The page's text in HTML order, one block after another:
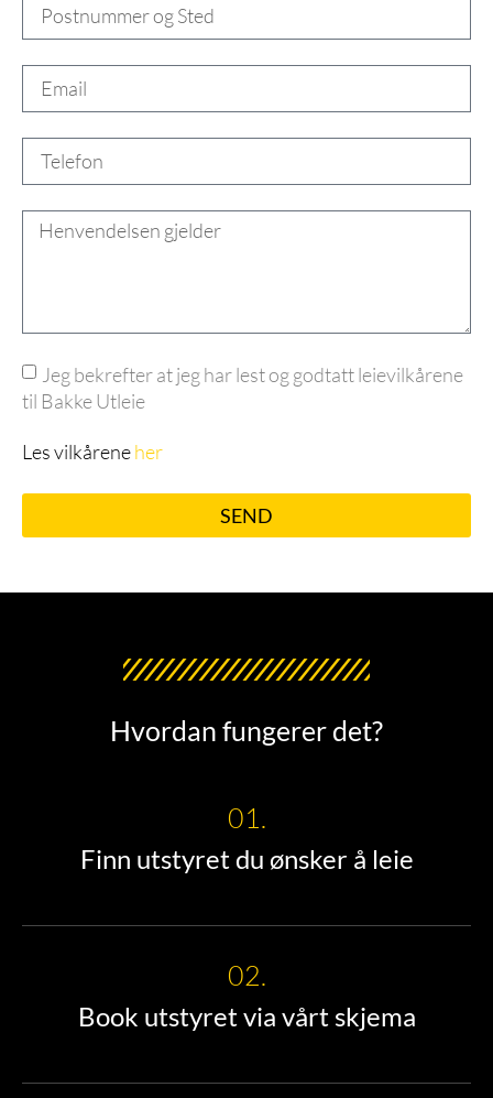
Jeg bekrefter at jeg har lest og godtatt leievilkårene
til Bakke Utleie
Les vilkåreneher
SEND
Hvordan fungerer det?
01.
Finn utstyret du ønsker å leie
02.
Book utstyret via vårt skjema